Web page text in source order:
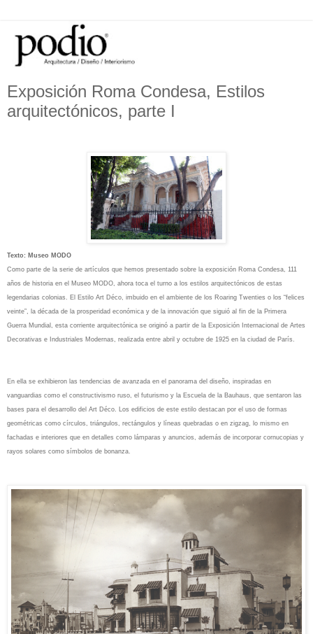
Exposición Roma Condesa, Estilos
arquitectónicos, parte I
Texto: Museo MODO
Como parte de la serie de artículos que hemos presentado sobre la exposición Roma Condesa, 111
años de historia en el Museo MODO, ahora toca el turno a los estilos arquitectónicos de estas
legendarias colonias. El Estilo Art Déco, imbuido en el ambiente de los Roaring Twenties o los “felices
veinte”, la década de la prosperidad económica y de la innovación que siguió al fin de la Primera
Guerra Mundial, esta corriente arquitectónica se originó a partir de la Exposición Internacional de Artes
Decorativas e Industriales Modernas, realizada entre abril y octubre de 1925 en la ciudad de París.
En ella se exhibieron las tendencias de avanzada en el panorama del diseño, inspiradas en
vanguardias como el constructivismo ruso, el futurismo y la Escuela de la Bauhaus, que sentaron las
bases para el desarrollo del Art Déco. Los edificios de este estilo destacan por el uso de formas
geométricas como círculos, triángulos, rectángulos y líneas quebradas o en zigzag, lo mismo en
fachadas e interiores que en detalles como lámparas y anuncios, además de incorporar cornucopias y
rayos solares como símbolos de bonanza.